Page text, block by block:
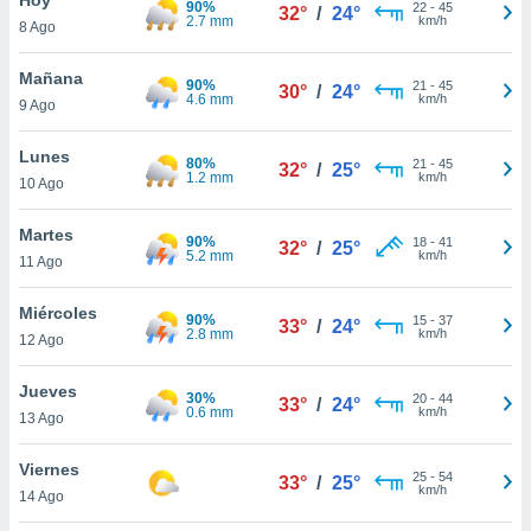
y
en
más
de
8 Ago
90%
2.7 mm
32° / 24° 22- 45
km/h
Mañana
9 Ago
90%
4.6 mm
30° / 24° 21 - 45
km/h
Lunes
10 Ago
80%
1.2 mm
32° / 25° 21 - 45
km/h
Martes
11 Ago
90%
5.2 mm
32° / 25° 18- 41
km/h
Miércoles
12 Ago
90%
2.8 mm
33° / 24° 15- 37
km/h
Jueves
13 Ago
30%
0.6 mm
33° / 24° 20- 44
km/h
Viernes
14 Ago
33° / 25° 25- 54
km/h